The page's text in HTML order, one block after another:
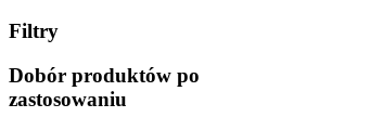
Filtry
Dobór produktów po
zastosowaniu